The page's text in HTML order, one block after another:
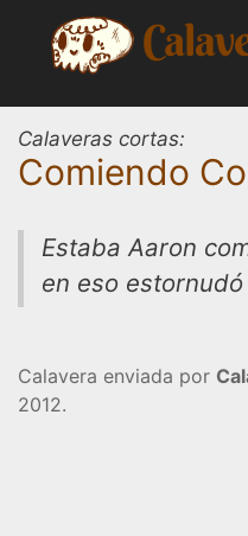
contenido
Calaveras cortas:
Comiendo
Estaba Aaron
en eso
Calavera enviada por
2012.